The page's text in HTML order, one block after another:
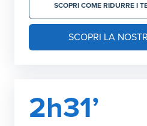
SCOPRI COME RIDURRE I
SCOPRI LA
2h31’